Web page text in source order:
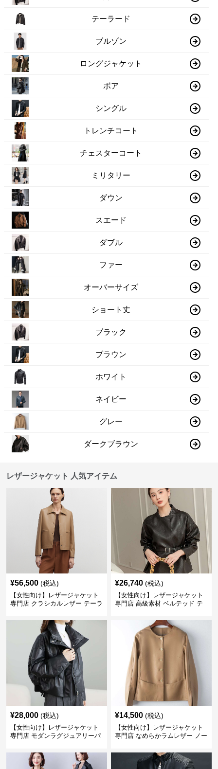
テーラード
ブルゾン
ロングジャケット
ボア
シングル
トレンチコート
チェスターコート
ミリタリー
ダウン
スエード
ダブル
ファー
オーバーサイズ
ショート丈
ブラック
ブラウン
ホワイト
ネイビー
グレー
ダークブラウン
レザージャケット 人気アイテム
¥56,500 (税込)
【女性向け】レザージャケット
専門店 クラシカルレザー テーラ
¥26,740 (税込)
【女性向け】レザージャケット
専門店 高級素材 ベルテッド テ
¥28,000 (税込)
【女性向け】レザージャケット
専門店 モダンラグジュアリーパ
¥14,500 (税込)
【女性向け】レザージャケット
専門店 なめらかラムレザー ノー